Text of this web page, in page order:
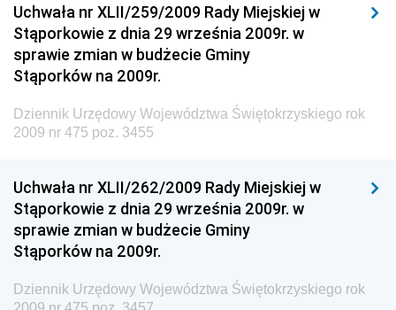
Dziennik Urzędowy Ministra Infrastruktury i
Budownictwa
Dziennik Urzędowy Ministra Gospodarki Morskiej i
Dziennik Urzędowy Ministra Energii
Dziennik Urzędowy Ministra Sprawiedliwości
Dziennik Urzędowy Ministra Rozwoju i Finansów
Dziennik Urzędowy Wyższego Urzędu Górniczego
Dziennik Urzędowy Prezesa Urzędu Transportu
Kolejowego
Uchwała nr XLII/259/2009 Rady Miejskiej w
Stąporkowie z dnia 29 września 2009r. w
sprawie zmian w budżecie Gminy
Stąporków na 2009r.
Dziennik Urzędowy Województwa Świętokrzyskiego rok
2009 nr 475 poz. 3455
Uchwała nr XLII/262/2009 Rady Miejskiej w
Stąporkowie z dnia 29 września 2009r. w
sprawie zmian w budżecie Gminy
Stąporków na 2009r.
Dziennik Urzędowy Województwa Świętokrzyskiego rok